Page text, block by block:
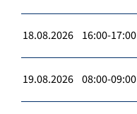
18.08.2026 16:00-17:00
19.08.2026 08:00-09:00